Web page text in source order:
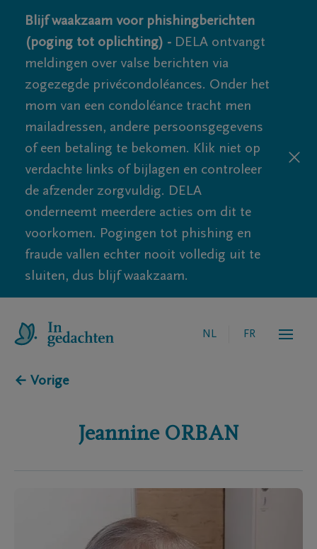
Blijf waakzaam voor phishingberichten
(poging tot oplichting) - DELA ontvangt
meldingen over valse berichten via
zogezegde privécondoléances. Onder het
mom van een condoléance tracht men
mailadressen, andere persoonsgegevens
of een betaling te bekomen. Klik niet op
verdachte links of bijlagen en controleer
de afzender zorgvuldig. DELA
onderneemt meerdere acties om dit te
voorkomen. Pogingen tot phishing en
fraude vallen echter nooit volledig uit te
sluiten, dus blijf waakzaam.
NL FR
← Vorige
Jeannine ORBAN